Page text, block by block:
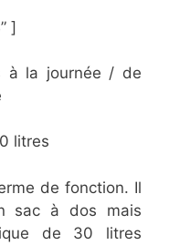
]
à la journée / de
litres
de fonction. Il
sac à dos mais
de 30 litres